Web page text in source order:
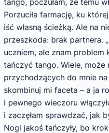
Porzuciła farmację, ku
iść własną ścieżką. Ale na
przeszkoda: brak partnera.
uczniem, ale znam problem
tańczyć tango. Wiele, może
przychodzących do mnie na
skombinuj mi faceta – a ja
i pewnego wieczoru
i zaczęłam sprawdzać, jak
Nogi jakoś tańczyły, bo